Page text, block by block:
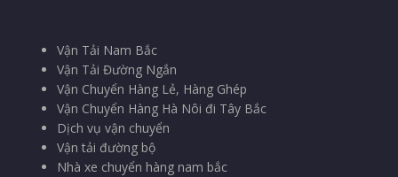
Vận Tải Nam Bắc
Vận Tải Đường Ngắn
Vận Chuyển Hàng Lẻ, Hàng Ghép
Vận Chuyển Hàng Hà Nôi đi Tây Bắc
Dịch vụ vận chuyển
Vận tải đường bộ
Nhà xe chuyển hàng nam bắc